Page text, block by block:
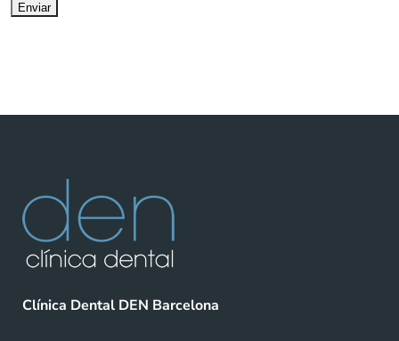
Clínica Dental DEN Barcelona